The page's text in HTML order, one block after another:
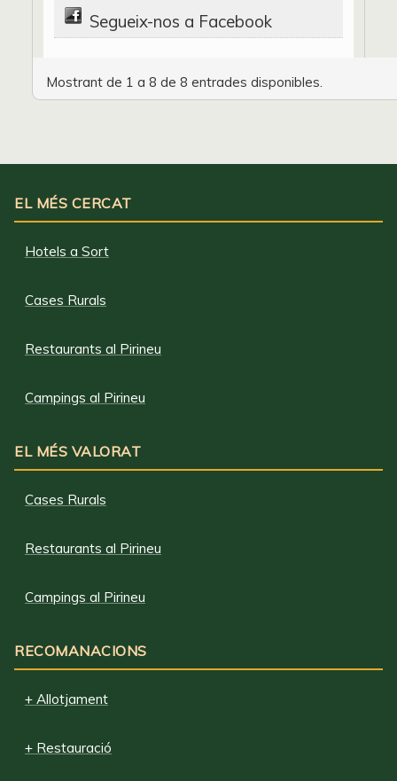
Segueix-nos a Facebook
Mostrant de 1 a 8 de 8 entrades disponibles.
EL MÉS CERCAT
Hotels a Sort
Cases Rurals
Restaurants al Pirineu
Campings al Pirineu
EL MÉS VALORAT
Cases Rurals
Restaurants al Pirineu
Campings al Pirineu
RECOMANACIONS
+ Allotjament
+ Restauració